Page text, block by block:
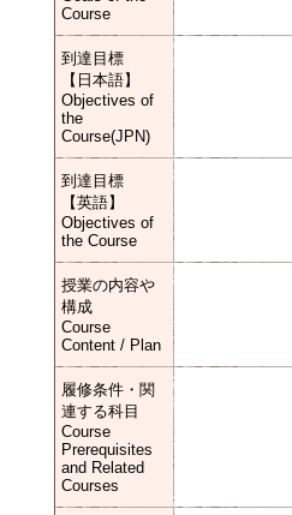
Course
到達目標
【日本語】
Objectives of
the
Course(JPN)
到達目標
【英語】
Objectives of
the Course
授業の内容や
構成
Course
Content / Plan
履修条件・関
連する科目
Course
Prerequisites
and Related
Courses